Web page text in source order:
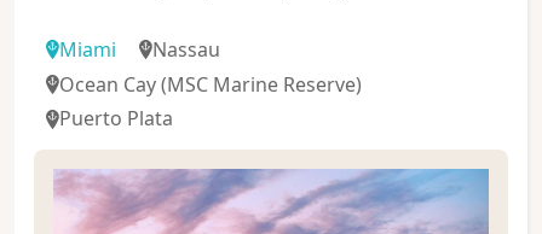
Miami
Nassau
Ocean Cay(MSC Marine Reserve)
Puerto Plata